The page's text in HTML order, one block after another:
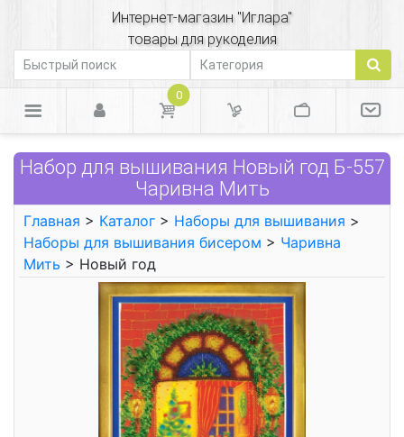
Интернет-магазин "Иглара"
товары для рукоделия
0
Набор для вышивания Новый год Б-557
Чаривна Мить
Главная > Каталог > Наборы для вышивания >
Наборы для вышивания бисером > Чаривна
Мить > Новый год